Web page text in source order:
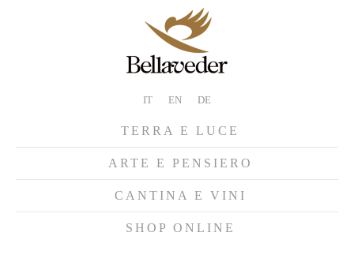
IT EN DE
TERRA E LUCE
ARTE E PENSIERO
CANTINA E VINI
SHOP ONLINE